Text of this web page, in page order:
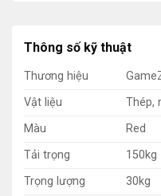
Thông số kỹ thuật
Thương hiệu
Vật liệu
Thép,
Màu
Red
Tải trọng
150kg
Trọng lượng
30kg